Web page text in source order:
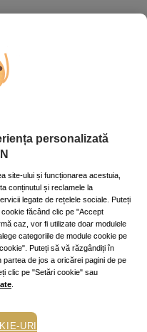
formă, te ajută să iei
prea târziu să ții un
clipe banale sau clipe
cu grijă, îmbracă-ți frumos
cu aparatele foto ce pot
să facem albume de
păstrate în memoria
și ne așază sub
noastre. Alege, așadar,
personalizată
site-ului și funcționarea acestuia,
conținutul și reclamele la
legate de rețelele sociale. Puteți
făcând clic pe "Accept
caz, vor fi utilizate doar modulele
categoriile de module cookie pe
Puteți să vă răzgândiți în
de jos a oricărei pagini de pe
clic pe "Setări cookie" sau
URI